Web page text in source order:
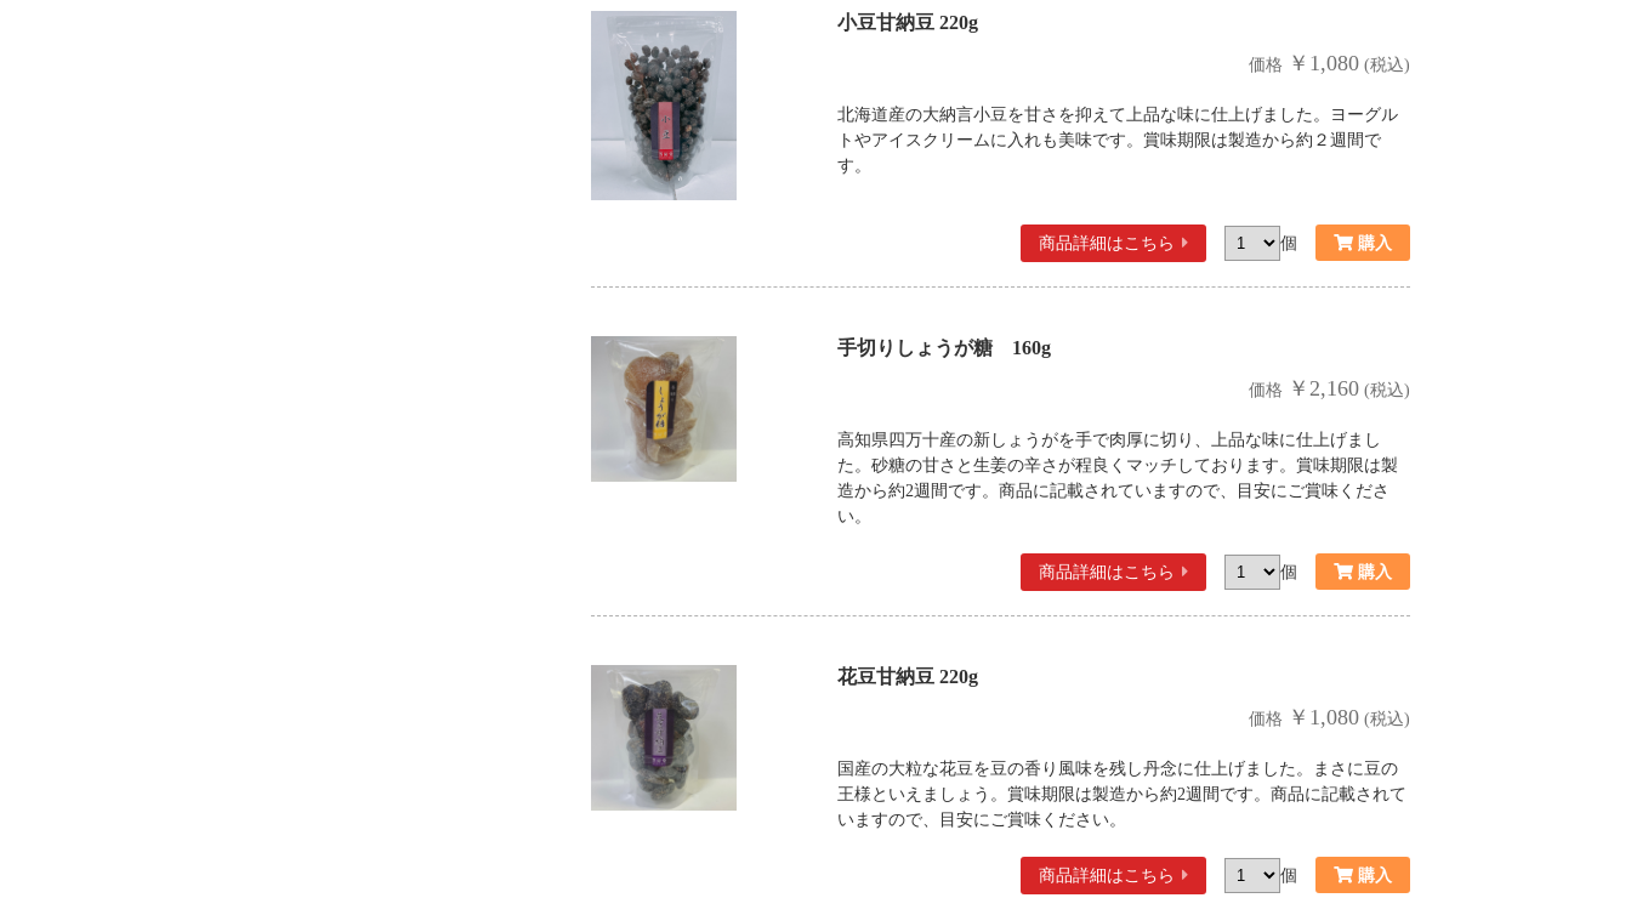
小豆甘納豆 220g
価格 ￥1,080 (税込)
北海道産の大納言小豆を甘さを抑えて上品な味に仕上げました。ヨーグル
トやアイスクリームに入れも美味です。賞味期限は製造から約２週間で
す。
商品詳細 はこちら 個
手切りしょうが糖 160g
価格 ￥2,160 (税込)
高知県四万十産の新しょうがを手で肉厚に切り、上品な味に仕上げまし
た。砂糖の甘さと生姜の辛さが程良くマッチしております。賞味期限は製
造から約2週間です。商品に記載されていますので、目安にご賞味くださ
い。
商品詳細 はこちら 個
花豆甘納豆 220g
価格 ￥1,080 (税込)
国産の大粒な花豆を豆の香り風味を残し丹念に仕上げました。まさに豆の
王様といえましょう。賞味期限は製造から約2週間です。商品に記載されて
いますので、目安にご賞味ください。
商品詳細 はこちら 個